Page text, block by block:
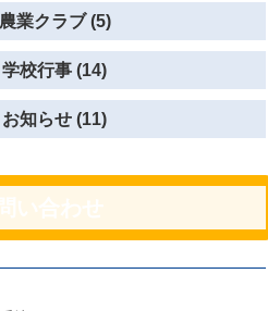
農業クラブ (5)
学校行事 (14)
お知らせ (11)